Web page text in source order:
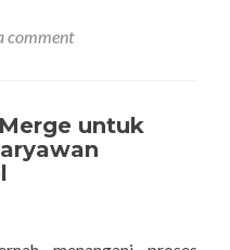
comment
untuk